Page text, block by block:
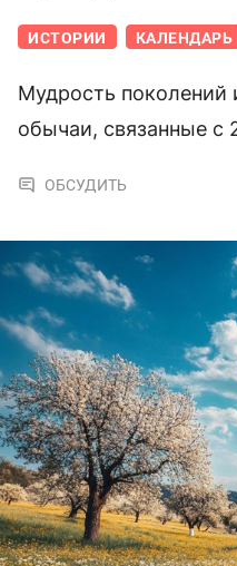
ИСТОРИИ КАЛЕНДАРЬ
Мудрость поколений
обычаи, связанные с
ОБСУДИТЬ